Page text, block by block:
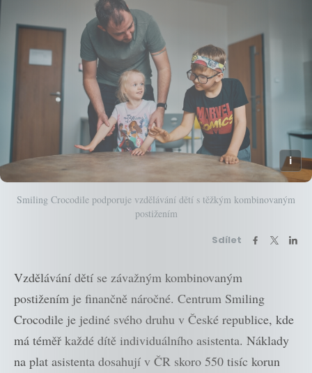
Smiling Crocodile podporuje vzdělávání dětí s těžkým kombinovaným
postižením
Sdílet
Vzdělávání dětí se závažným kombinovaným
postižením je finančně náročné. Centrum Smiling
Crocodile je jediné svého druhu v České republice, kde
má téměř každé dítě individuálního asistenta. Náklady
na plat asistenta dosahují v ČR skoro 550 tisíc korun